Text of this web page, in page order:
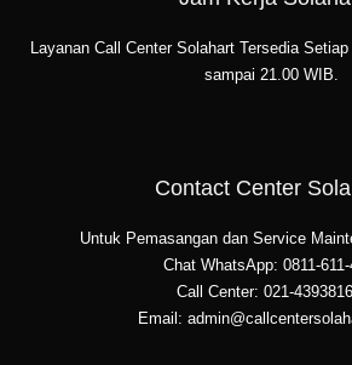
Layanan Call Center Solahart Tersedia
sampai 21.00 WIB.
Contact Center
Untuk Pemasangan dan Service
Chat WhatsApp: 0811-611-
Call Center: 021-
Email: